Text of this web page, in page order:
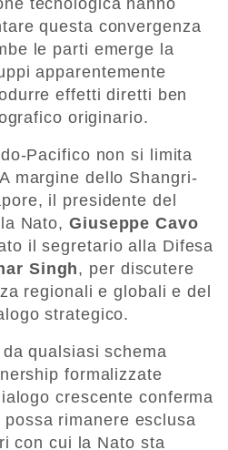
questa convergenza
le parti emerge la
apparentemente
effetti diretti ben
originario.
Pacifico non si limita
margine dello Shangri-
il presidente del
Nato, Giuseppe Cavo
il segretario alla Difesa
Singh, per discutere
regionali e globali e del
strategico.
qualsiasi schema
formalizzate
crescente conferma
rimanere esclusa
con cui la Nato sta